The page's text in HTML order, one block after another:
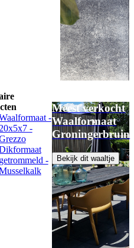
-
20x5x7 -
getrommeld -
Meest verkocht
Waalformaat
Groningerbruin
Bekijk dit waaltje